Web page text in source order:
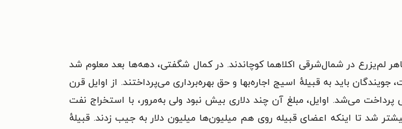
و به‌ظاهر لم‌یزرع در شمال‌شرقی اکلاهما کوچاندند. در کمال شگفتی، دهه‌ها بعد معلوم شد
باید به قبیلهٔ اسیج اجاره‌بها و حق بهره‌برداری می‌پرداختند. از اوایل قرن
می‌شد. اوایل، مبلغ آن چند دلاری بیش نبود ولی به‌مرور، با استخراج نفت
شد تا اینکه اعضای قبیله روی هم میلیون‌ها میلیون دلار به جیب زدند. قبیلهٔ